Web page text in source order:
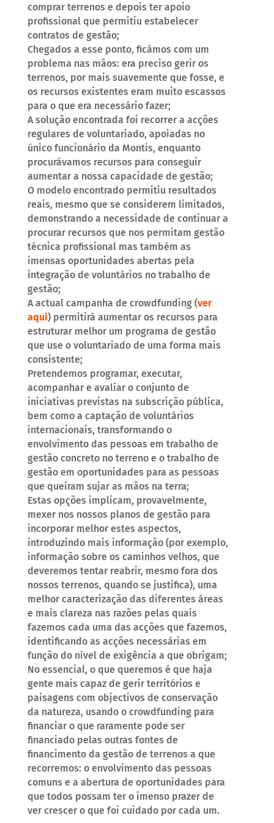
comprar terrenos e depois ter apoio
profissional que permitiu estabelecer
contratos de gestão;
Chegados a esse ponto, ficámos com um
problema nas mãos: era preciso gerir os
terrenos, por mais suavemente que fosse, e
os recursos existentes eram muito escassos
para o que era necessário fazer;
A solução encontrada foi recorrer a acções
regulares de voluntariado, apoiadas no
único funcionário da Montis, enquanto
procurávamos recursos para conseguir
aumentar a nossa capacidade de gestão;
O modelo encontrado permitiu resultados
reais, mesmo que se considerem limitados,
demonstrando a necessidade de continuar a
procurar recursos que nos permitam gestão
técnica profissional mas também as
imensas oportunidades abertas pela
integração de voluntários no trabalho de
gestão;
A actual campanha de crowdfunding (ver
aqui) permitirá aumentar os recursos para
estruturar melhor um programa de gestão
que use o voluntariado de uma forma mais
consistente;
Pretendemos programar, executar,
acompanhar e avaliar o conjunto de
iniciativas previstas na subscrição pública,
bem como a captação de voluntários
internacionais, transformando o
envolvimento das pessoas em trabalho de
gestão concreto no terreno e o trabalho de
gestão em oportunidades para as pessoas
que queiram sujar as mãos na terra;
Estas opções implicam, provavelmente,
mexer nos nossos planos de gestão para
incorporar melhor estes aspectos,
introduzindo mais informação (por exemplo,
informação sobre os caminhos velhos, que
deveremos tentar reabrir, mesmo fora dos
nossos terrenos, quando se justifica), uma
melhor caracterização das diferentes áreas
e mais clareza nas razões pelas quais
fazemos cada uma das acções que fazemos,
identificando as acções necessárias em
função do nível de exigência a que obrigam;
No essencial, o que queremos é que haja
gente mais capaz de gerir territórios e
paisagens com objectivos de conservação
da natureza, usando o crowdfunding para
financiar o que raramente pode ser
financiado pelas outras fontes de
financimento da gestão de terrenos a que
recorremos: o envolvimento das pessoas
comuns e a abertura de oportunidades para
que todos possam ter o imenso prazer de
ver crescer o que foi cuidado por cada um.